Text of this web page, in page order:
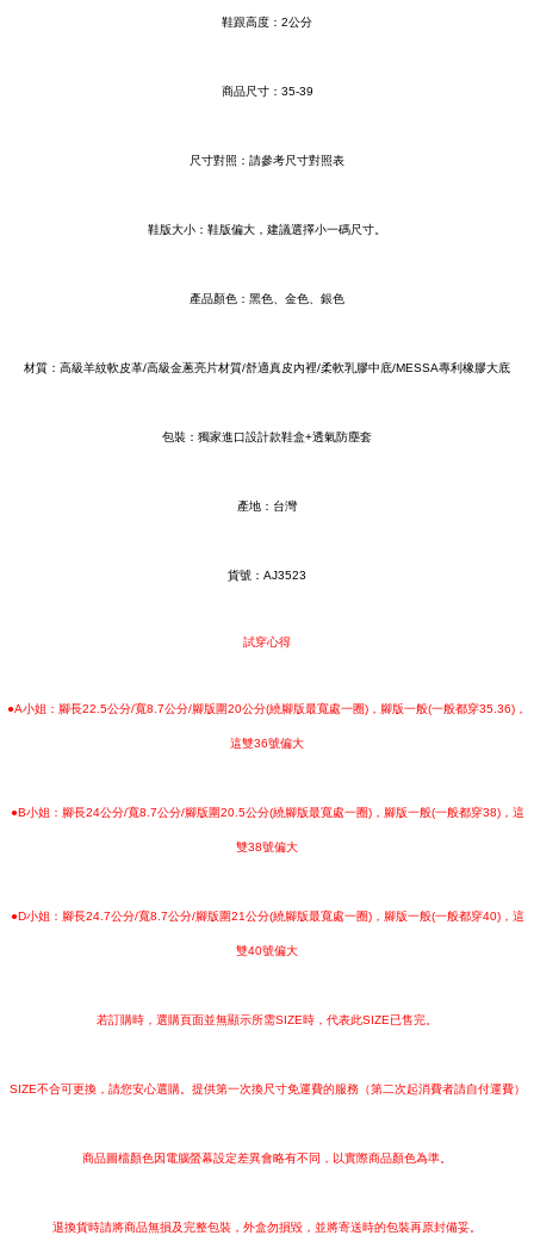
鞋跟高度：2公分
商品尺寸：35-39
尺寸對照：請參考尺寸對照表
鞋版大小：鞋版偏大，建議選擇小一碼尺寸。
產品顏色：黑色、金色、銀色
材質：高級羊紋軟皮革/高級金蔥亮片材質/舒適真皮內裡/柔軟乳膠中底/MESSA專利橡膠大底
包裝：獨家進口設計款鞋盒+透氣防塵套
產地：台灣
貨號：AJ3523
試穿心得
●A小姐：腳長22.5公分/寬8.7公分/腳版圍20公分(繞腳版最寬處一圈)，腳版一般(一般都穿35.36)，
這雙36號偏大
●B小姐：腳長24公分/寬8.7公分/腳版圍20.5公分(繞腳版最寬處一圈)，腳版一般(一般都穿38)，這
雙38號偏大
●D小姐：腳長24.7公分/寬8.7公分/腳版圍21公分(繞腳版最寬處一圈)，腳版一般(一般都穿40)，這
雙40號偏大
若訂購時，選購頁面並無顯示所需SIZE時，代表此SIZE已售完。
SIZE不合可更換，請您安心選購。提供第一次換尺寸免運費的服務（第二次起消費者請自付運費）
商品圖檔顏色因電腦螢幕設定差異會略有不同，以實際商品顏色為準。
退換貨時請將商品無損及完整包裝，外盒勿損毀，並將寄送時的包裝再原封備妥。